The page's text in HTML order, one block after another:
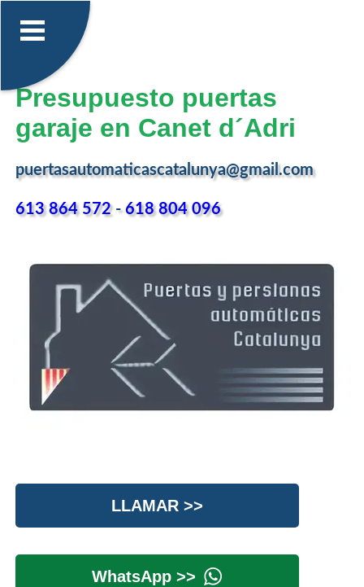
Presupuesto puertas
garaje en Canet d´Adri
puertasautomaticascatalunya@gmail.com
613 864 572-618 804 096
LLAMAR >>
WhatsApp >>